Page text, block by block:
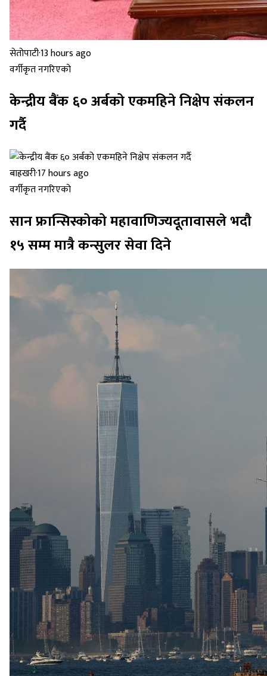
सेतोपाटी·13 hours ago
वर्गीकृत नगरिएको
केन्द्रीय बैंक ६० अर्बको एकमहिने निक्षेप संकलन
गर्दै
बाह्रखरी·17 hours ago
वर्गीकृत नगरिएको
सान फ्रान्सिस्कोको महावाणिज्यदूतावासले भदौ
१५ सम्म मात्रै कन्सुलर सेवा दिने